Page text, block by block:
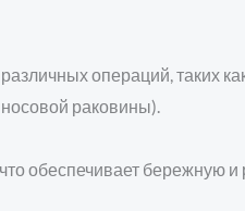
операций, таких
раковины).
обеспечивает бережную